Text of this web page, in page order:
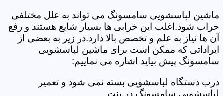
ماشین لباسشویی سامسونگ می تواند به علل مختلفی
خراب شود.اغلب این خرابی ها بسیار شایع هستند و رفع
آن ها نیاز به علم و تخصص بالا دارد.در زیر به بعضی از
ایراداتی که ممکن است برای ماشین لباسشویی
سامسونگ پیش بیاید اشاره می نماییم:
درب دستگاه لباسشویی بسته نمی شود و تعمیر
لباسشویی سامسونگ در بنت